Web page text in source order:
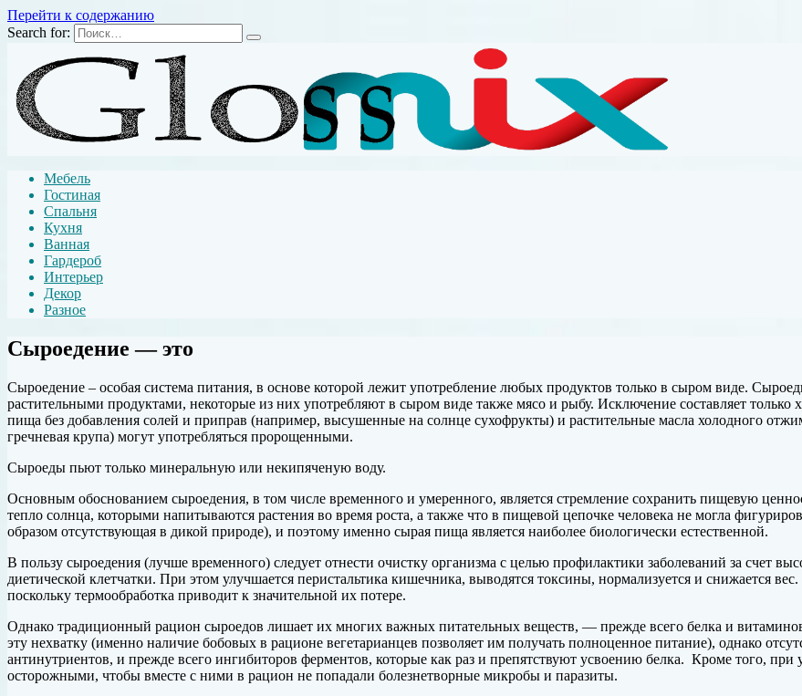
Перейти к содержанию
Search for:
Мебель
Гостиная
Спальня
Кухня
Ванная
Гардероб
Интерьер
Декор
Разное
Сыроедение — это
Сыроедение – особая система питания, в основе которой лежит употребление любых продуктов только в сыром виде.
растительными продуктами, некоторые из них употребляют в сыром виде также мясо и рыбу. Исключение составляет
пища без добавления солей и приправ (например, высушенные на солнце сухофрукты) и растительные масла холодного
гречневая крупа) могут употребляться пророщенными.
Сыроеды пьют только минеральную или некипяченую воду.
Основным обоснованием сыроедения, в том числе временного и умеренного, является стремление сохранить пищевую
тепло солнца, которыми напитываются растения во время роста, а также что в пищевой цепочке человека не могла
образом отсутствующая в дикой природе), и поэтому именно сырая пища является наиболее биологически естественной.
В пользу сыроедения (лучше временного) следует отнести очистку организма с целью профилактики заболеваний за счет
диетической клетчатки. При этом улучшается перистальтика кишечника, выводятся токсины, нормализуется и снижается
поскольку термообработка приводит к значительной их потере.
Однако традиционный рацион сыроедов лишает их многих важных питательных веществ, — прежде всего белка и
эту нехватку (именно наличие бобовых в рационе вегетарианцев позволяет им получать полноценное питание), однако
антинутриентов, и прежде всего ингибиторов ферментов, которые как раз и препятствуют усвоению белка. Кроме того,
осторожными, чтобы вместе с ними в рацион не попадали болезнетворные микробы и паразиты.